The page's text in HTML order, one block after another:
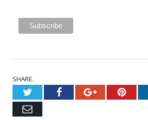
SHARE.
TwitterFacebookGoogle+
Email